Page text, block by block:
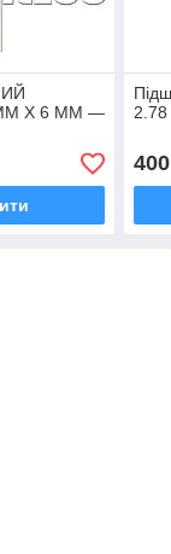
Х 6 ММ —
400